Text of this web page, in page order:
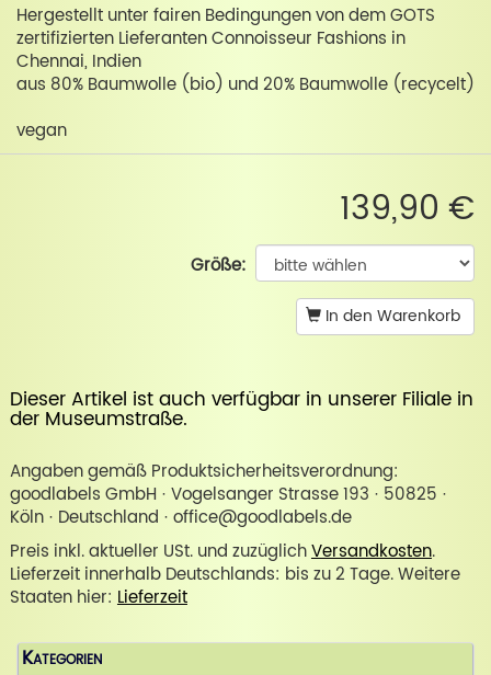
Hergestellt unter fairen Bedingungen von dem GOTS
zertifizierten Lieferanten Connoisseur Fashions in
Chennai, Indien
aus 80% Baumwolle (bio) und 20% Baumwolle (recycelt)
vegan
139,90 €
Größe:
In den Warenkorb
Dieser Artikel ist auch verfügbar in unserer Filiale in
der Museumstraße.
Angaben gemäß Produktsicherheitsverordnung:
goodlabels GmbH · Vogelsanger Strasse 193 · 50825 ·
Köln · Deutschland · office@goodlabels.de
Preis inkl. aktueller USt. und zuzüglichVersandkosten.
Lieferzeit innerhalb Deutschlands: bis zu 2 Tage. Weitere
Staaten hier: Lieferzeit
Kategorien